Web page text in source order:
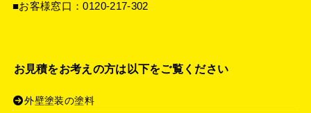
■お客様窓口：0120-217-302
お見積をお考えの方は以下をご覧ください
外壁塗装の塗料